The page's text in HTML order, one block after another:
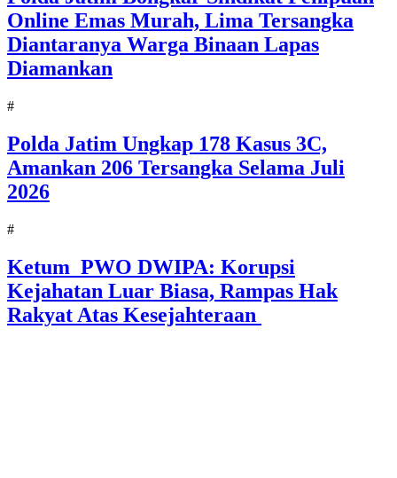
Online Emas Murah, Lima Tersangka
Diantaranya Warga Binaan Lapas
Diamankan
#
Polda Jatim Ungkap 178 Kasus 3C,
Amankan 206 Tersangka Selama Juli
2026
#
Ketum PWO DWIPA: Korupsi
Kejahatan Luar Biasa, Rampas Hak
Rakyat Atas Kesejahteraan